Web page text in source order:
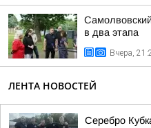
в два этапа
Вчера,
ЛЕНТА НОВОСТЕЙ
Серебро